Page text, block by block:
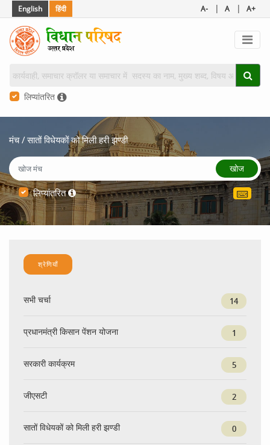
English हिंदी A- | A | A+
लिप्यांतरित
मंच /सातों विधेयकों को मिली हरी झण्डी
खोज
लिप्यांतरित
श्रेणियाँ
सभी चर्चा 14
प्रधानमंत्री किसान पेंशन योजना 1
सरकारी कार्यक्रम 5
जीएसटी 2
सातों विधेयकों को मिली हरी झण्डी 0